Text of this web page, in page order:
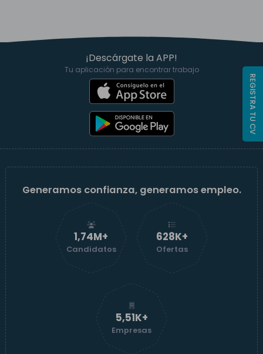
¡Descárgate la APP!
Tu aplicación para encontrar trabajo
Generamos confianza, generamos empleo.
1,74M+
Candidatos
629K+
Ofertas
5,52K+
Empresas
REGISTRA TU CV